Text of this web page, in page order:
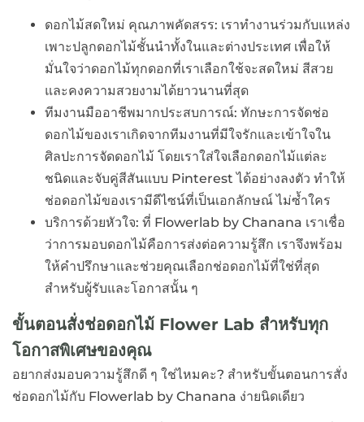
ดอกไม้สดใหม่ คุณภาพคัดสรร: เราทำงานร่วมกับแหล่ง
เพาะปลูกดอกไม้ชั้นนำทั้งในและต่างประเทศ เพื่อให้
มั่นใจว่าดอกไม้ทุกดอกที่เราเลือกใช้จะสดใหม่ สีสวย
และคงความสวยงามได้ยาวนานที่สุด
ทีมงานมืออาชีพมากประสบการณ์: ทักษะการจัดช่อ
ดอกไม้ของเราเกิดจากทีมงานที่มีใจรักและเข้าใจใน
ศิลปะการจัดดอกไม้ โดยเราใส่ใจเลือกดอกไม้แต่ละ
ชนิดและจับคู่สีสันแบบ Pinterest ได้อย่างลงตัว ทำให้
ช่อดอกไม้ของเรามีดีไซน์ที่เป็นเอกลักษณ์ ไม่ซ้ำใคร
บริการด้วยหัวใจ: ที่ Flowerlab by Chanana เราเชื่อ
ว่าการมอบดอกไม้คือการส่งต่อความรู้สึก เราจึงพร้อม
ให้คำปรึกษาและช่วยคุณเลือกช่อดอกไม้ที่ใช่ที่สุด
สำหรับผู้รับและโอกาสนั้น ๆ
ขั้นตอนสั่งช่อดอกไม้ Flower Lab สำหรับทุก
โอกาสพิเศษของคุณ
อยากส่งมอบความรู้สึกดี ๆ ใช่ไหมคะ? สำหรับขั้นตอนการสั่ง
ช่อดอกไม้กับ Flowerlab by Chanana ง่ายนิดเดียว